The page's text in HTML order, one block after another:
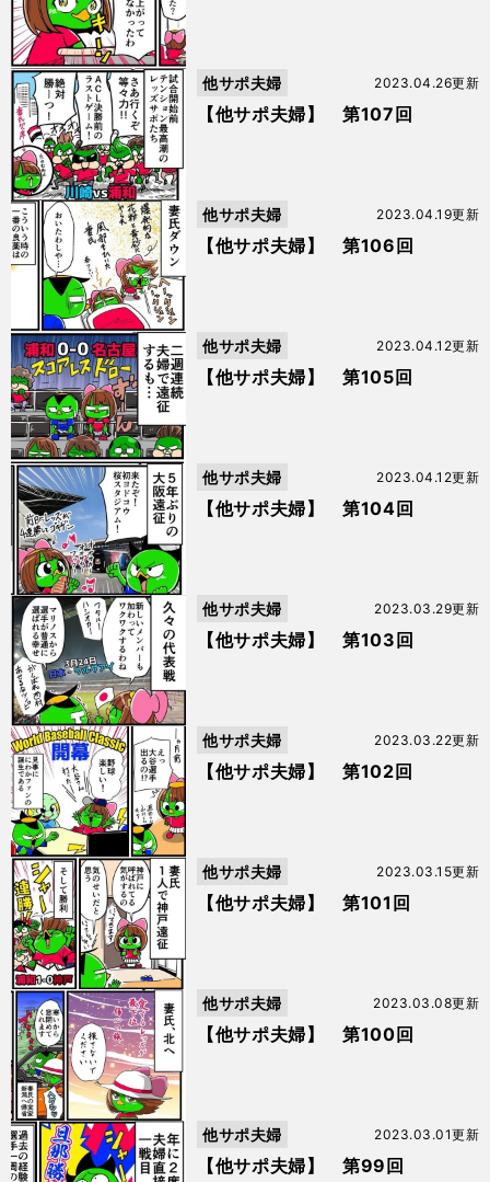
【他サポ夫婦】 第107回
2023.04.26更新
他サポ夫婦
【他サポ夫婦】 第106回
2023.04.19更新
他サポ夫婦
【他サポ夫婦】 第105回
2023.04.12更新
他サポ夫婦
【他サポ夫婦】 第104回
2023.04.12更新
他サポ夫婦
【他サポ夫婦】 第103回
2023.03.29更新
他サポ夫婦
【他サポ夫婦】 第102回
2023.03.22更新
他サポ夫婦
【他サポ夫婦】 第101回
2023.03.15更新
他サポ夫婦
【他サポ夫婦】 第100回
2023.03.08更新
他サポ夫婦
【他サポ夫婦】 第99回
2023.03.01更新
他サポ夫婦